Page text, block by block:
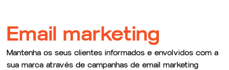
Email marketing
Mantenha os seus clientes informados e envolvidos com a
sua marca através de campanhas de email marketing